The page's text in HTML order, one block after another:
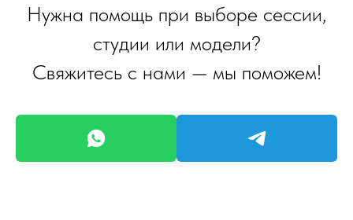
Нужна помощь при выборе сессии,
студии или модели?
Свяжитесь с нами — мы поможем!